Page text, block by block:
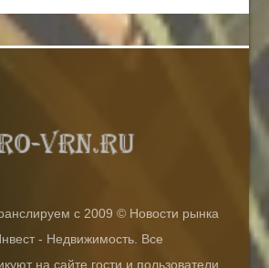
с 2009 © Новости рынка
- Недвижимость. Все
на сайте гости и пользователи